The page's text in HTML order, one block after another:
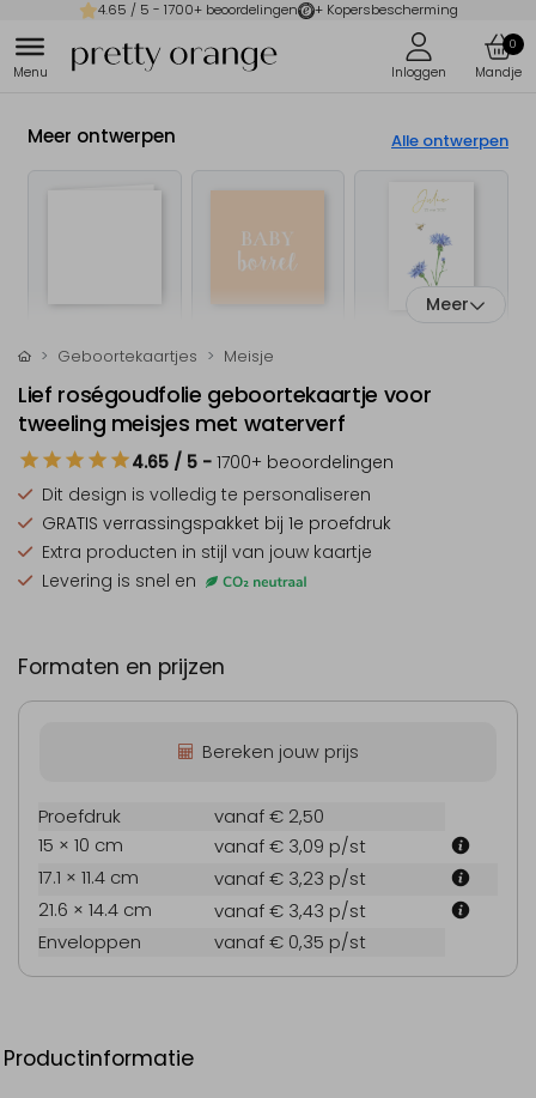
4.65 / 5 - 1700+ beoordelingen + Kopersbescherming
0
Meer ontwerpen Alle ontwerpen
Meer
Geboortekaartjes Meisje
Lief roségoudfolie geboortekaartje voor
tweeling meisjes met waterverf
4.65 / 5 - 1700+ beoordelingen
Dit design is volledig te personaliseren
GRATIS verrassingspakket bij 1e proefdruk
Extra producten in stijl van jouw kaartje
Levering is snel en
Formaten en prijzen
Bereken jouw prijs
Proefdruk
vanaf € 2,50
15 × 10 cm
vanaf € 3,09 p/st
17.1 × 11.4 cm
vanaf € 3,23 p/st
21.6 × 14.4 cm
vanaf € 3,43 p/st
Enveloppen
vanaf € 0,35 p/st
Productinformatie